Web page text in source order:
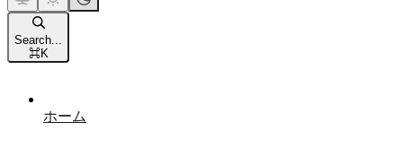
Search...
⌘K
ホーム